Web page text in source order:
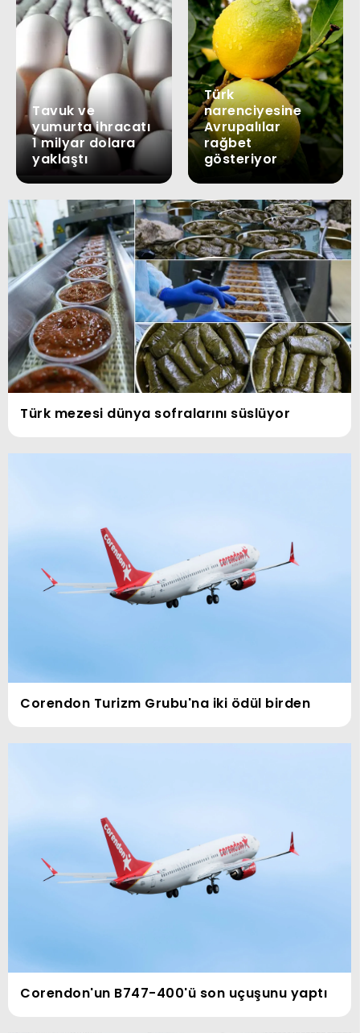
Tavuk ve
yumurta ihracatı
1 milyar dolara
yaklaştı
Türk
narenciyesine
Avrupalılar
rağbet
gösteriyor
Türk mezesi dünya sofralarını süslüyor
Corendon Turizm Grubu'na iki ödül birden
Corendon'un B747-400'ü son uçuşunu yaptı